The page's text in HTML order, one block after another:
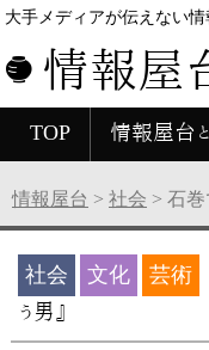
大手メディアが伝えない情
情報屋
TOP 情報屋台
情報屋台 > 社会 > 石巻
社会 文化 芸術
う男』